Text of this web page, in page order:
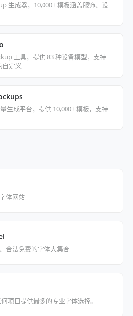
生成器，10,000+ 模板涵盖服饰、设
工具，提供 83 种设备模型，支持
自定义
生成平台，提供 10,000+ 模板，支持
体网站
合法免费的字体大集合
项目提供最多的专业字体选择。